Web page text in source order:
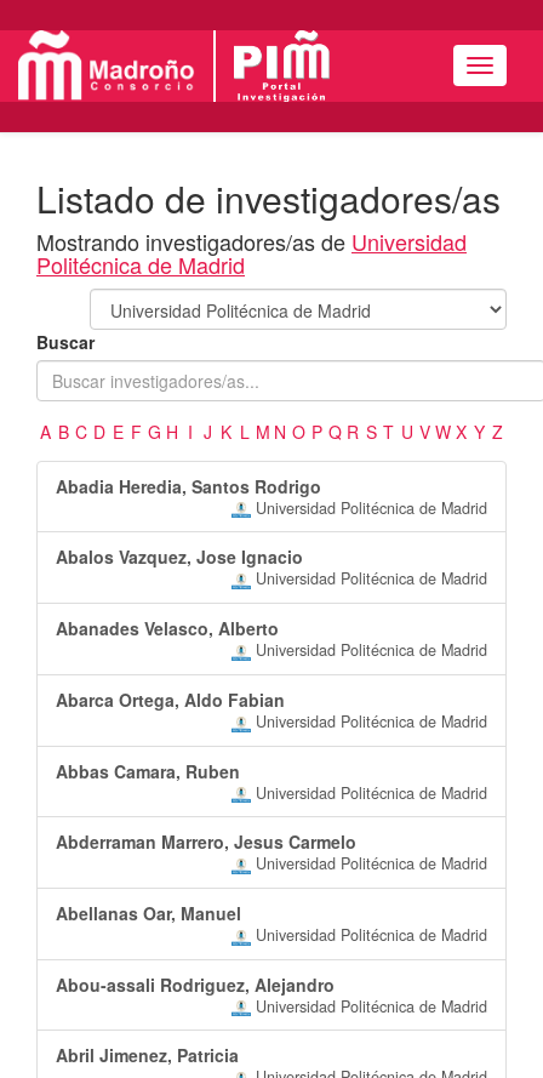
Menú
Listado de investigadores/as
Mostrando investigadores/as de Universidad
Politécnica de Madrid
Buscar
A B C D E F G H I J K L M N O P Q R S T U V W X Y Z
Abadia Heredia, Santos Rodrigo
Universidad Politécnica de Madrid
Abalos Vazquez, Jose Ignacio
Universidad Politécnica de Madrid
Abanades Velasco, Alberto
Universidad Politécnica de Madrid
Abarca Ortega, Aldo Fabian
Universidad Politécnica de Madrid
Abbas Camara, Ruben
Universidad Politécnica de Madrid
Abderraman Marrero, Jesus Carmelo
Universidad Politécnica de Madrid
Abellanas Oar, Manuel
Universidad Politécnica de Madrid
Abou-assali Rodriguez, Alejandro
Universidad Politécnica de Madrid
Abril Jimenez, Patricia